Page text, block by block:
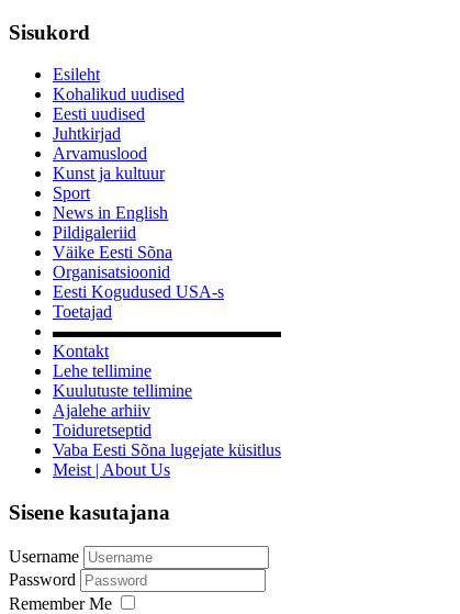
Sisukord
Esileht
Kohalikud uudised
Eesti uudised
Juhtkirjad
Arvamuslood
Kunst ja kultuur
Sport
News in English
Pildigaleriid
Väike Eesti Sõna
Organisatsioonid
Eesti Kogudused USA-s
Toetajad
▬▬▬▬▬▬▬▬▬▬▬▬▬
Kontakt
Lehe tellimine
Kuulutuste tellimine
Ajalehe arhiiv
Toiduretseptid
Vaba Eesti Sõna lugejate küsitlus
Meist | About Us
Sisene kasutajana
Username
Password
Remember Me